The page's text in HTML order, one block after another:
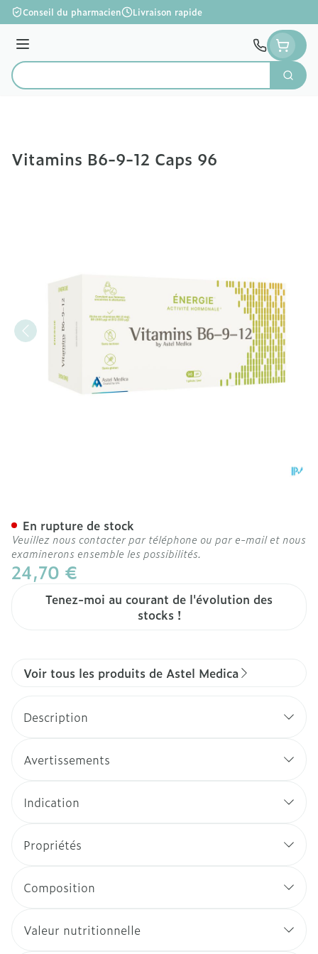
Aller au contenu
Conseil du pharmacien Livraison rapide
Menu
Rechercher
Vitamins B6-9-12 Caps 96
24,70 €
Tenez-moi au courant de l'évolution des
stocks !
En rupture de stock
Veuillez nous contacter par téléphone ou par e-mail et nous
examinerons ensemble les possibilités.
Voir tous les produits de Astel Medica
Description
Avertissements
Indication
Propriétés
Composition
Valeur nutritionnelle